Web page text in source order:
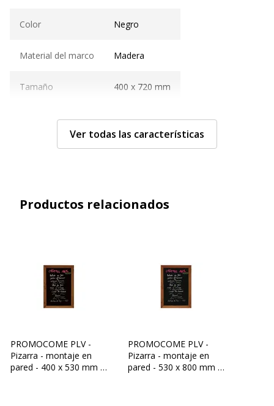
Color Negro
Material del marco Madera
Tamaño 400 x 720 mm
Características generales
Tipo de producto
Datos de identificación
Código de barras maestro 3660412027896
Ver todas las características
Productos relacionados
PROMOCOME PLV -
Pizarra - montaje en
pared - 400 x 530 mm -
PROMOCOME PLV -
Pizarra - montaje en
pared - 530 x 800 mm -